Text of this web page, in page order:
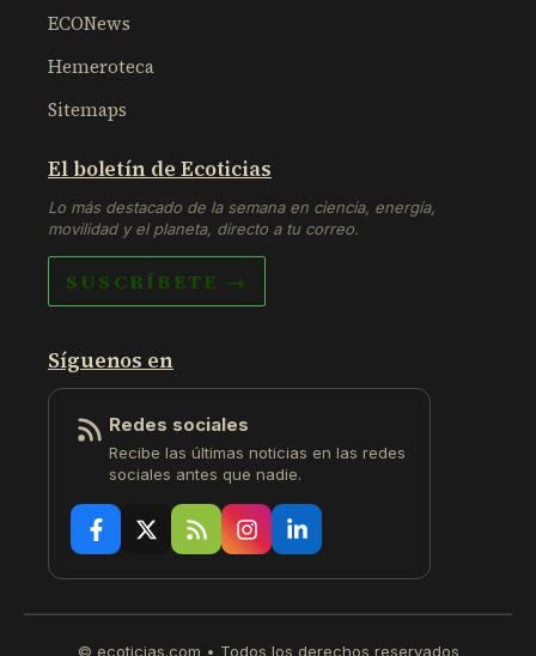
ECONews
Hemeroteca
Sitemaps
El boletín de Ecoticias
Lo más destacado de la semana en ciencia, energía,
movilidad y el planeta, directo a tu correo.
SUSCRÍBETE →
Síguenos en
Redes sociales
Recibe las últimas noticias en las redes
sociales antes que nadie.
© ecoticias.com • Todos los derechos reservados